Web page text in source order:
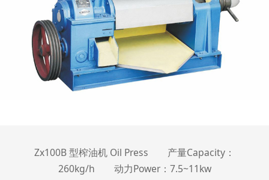
Zx100B 型榨油机 Oil Press 产量Capacity ：
260kg/h 动力Power： 7.5~11kw